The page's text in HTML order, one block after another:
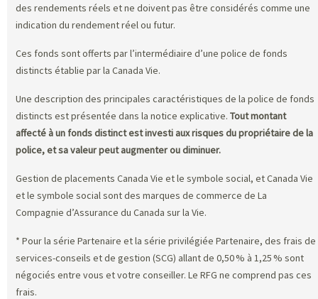
des rendements réels et ne doivent pas être considérés comme une
indication du rendement réel ou futur.
Ces fonds sont offerts par l’intermédiaire d’une police de fonds
distincts établie par la Canada Vie.
Une description des principales caractéristiques de la police de fonds
distincts est présentée dans la notice explicative. Tout montant
affecté à un fonds distinct est investi aux risques du propriétaire de la
police, et sa valeur peut augmenter ou diminuer.
Gestion de placements Canada Vie et le symbole social, et Canada Vie
et le symbole social sont des marques de commerce de La
Compagnie d’Assurance du Canada sur la Vie.
* Pour la série Partenaire et la série privilégiée Partenaire, des frais de
services-conseils et de gestion (SCG) allant de 0,50 % à 1,25 % sont
négociés entre vous et votre conseiller. Le RFG ne comprend pas ces
frais.